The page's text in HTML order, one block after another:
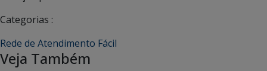
Categorias :
Rede de Atendimento Fácil
Veja Também